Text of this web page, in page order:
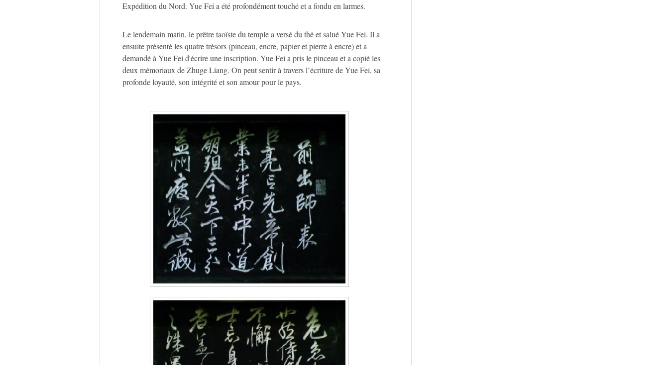
Expédition du Nord. Yue Fei a été profondément touché et a fondu en larmes.
Le lendemain matin, le prêtre taoïste du temple a versé du thé et salué Yue Fei. Il a
ensuite présenté les quatre trésors (pinceau, encre, papier et pierre à encre) et a
demandé à Yue Fei d'écrire une inscription. Yue Fei a pris le pinceau et a copié les
deux mémoriaux de Zhuge Liang. On peut sentir à travers l’écriture de Yue Fei, sa
profonde loyauté, son intégrité et son amour pour le pays.